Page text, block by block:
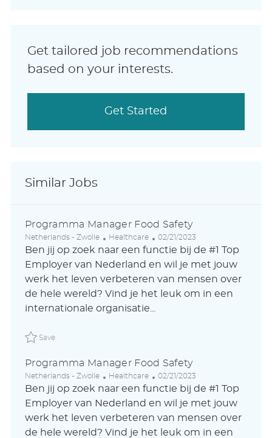
Get tailored job recommendations
based on your interests.
Get Started
Similar Jobs
Programma Manager Food Safety
L
o
a
t
i
n
Netherlands - Zwolle
C
a
e
g
o
y
Healthcare
P
o
t
e
d
02/21/2023
Ben jij op zoek naar een functie bij de #1 Top
Employer van Nederland en wil je met jouw
werk het leven verbeteren van mensen over
de hele wereld? Vind je het leuk om in een
internationale organisatie...
Save
Programma Manager Food Safety
L
o
a
t
i
Netherlands - Zwolle
C
a
e
g
o
Healthcare
P
o
t
e
d
02/21/2023
Ben jij op zoek naar een functie bij de #1 Top
Employer van Nederland en wil je met jouw
werk het leven verbeteren van mensen over
de hele wereld? Vind je het leuk om in een